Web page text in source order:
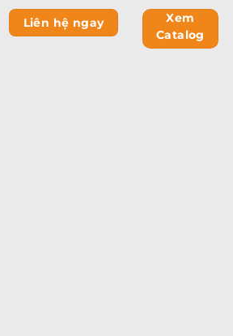
Liên hệ ngay
Xem
Catalog